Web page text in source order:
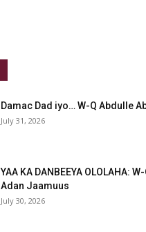
Damac Dad iyo… W-Q Abdulle
July 31, 2026
YAA KA DANBEEYA OLOLAHA:
Adan Jaamuus
July 30, 2026